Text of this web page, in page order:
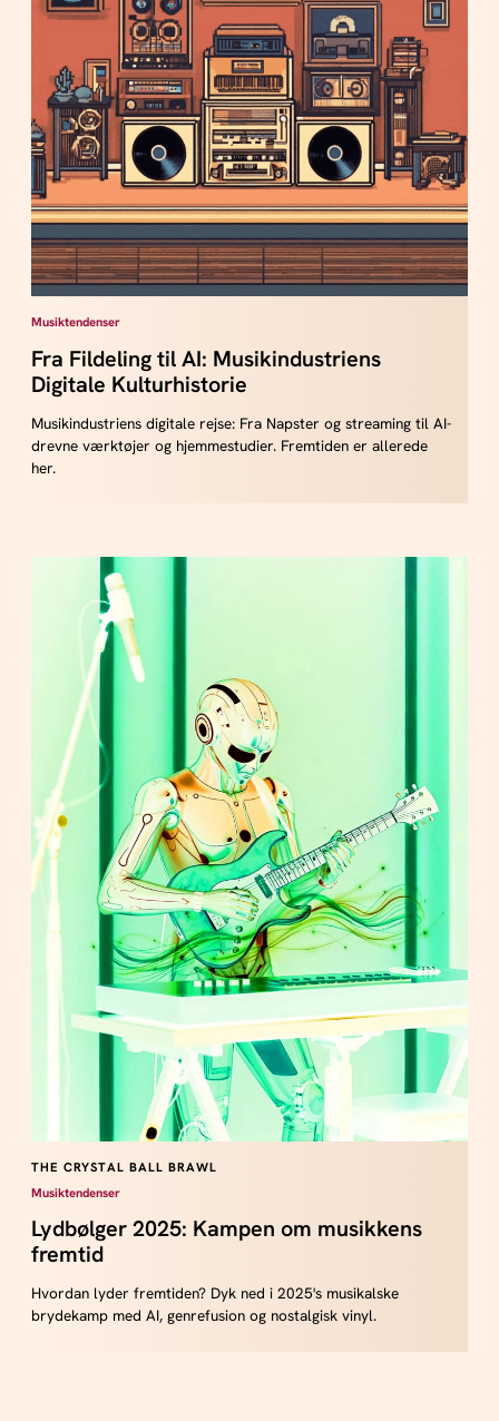
Musiktendenser
Fra Fildeling til AI: Musikindustriens
Digitale Kulturhistorie
Musikindustriens digitale rejse: Fra Napster og streaming til AI-
drevne værktøjer og hjemmestudier. Fremtiden er allerede
her.
THE CRYSTAL BALL BRAWL
Musiktendenser
Lydbølger 2025: Kampen om musikkens
fremtid
Hvordan lyder fremtiden? Dyk ned i 2025's musikalske
brydekamp med AI, genrefusion og nostalgisk vinyl.